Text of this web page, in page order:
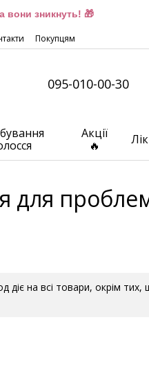
вони зникнуть! 🎁
Покупцям
095-010-00-30
Акції
🔥
для
діє на всі товари, окрім